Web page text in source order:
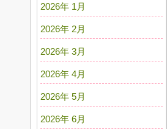
2026年 1月
2026年 2月
2026年 3月
2026年 4月
2026年 5月
2026年 6月